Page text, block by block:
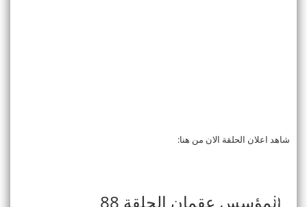
شاهد اعلان الحلقة الان من هنا:
المؤسس عقمان الحلقة 88